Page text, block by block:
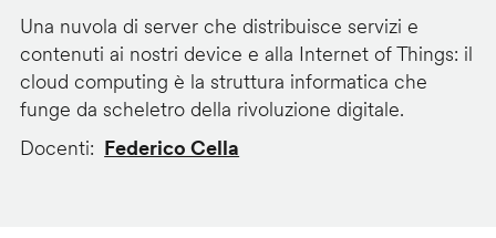
Una nuvola di server che distribuisce servizi e
contenuti ai nostri device e alla Internet of Things: il
cloud computing è la struttura informatica che
funge da scheletro della rivoluzione digitale.
Docenti
Federico Cella